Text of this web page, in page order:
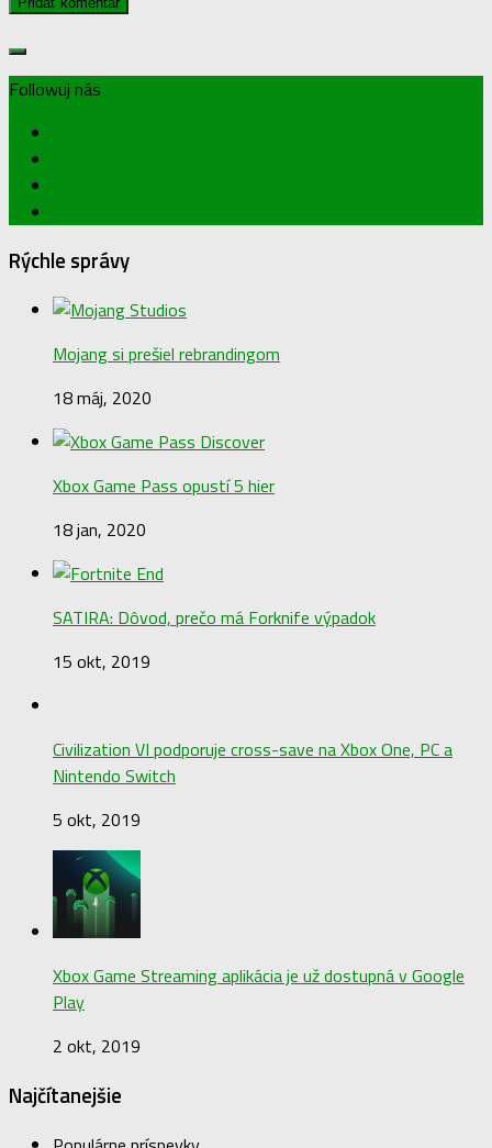
Followuj nás
Rýchle správy
Mojang si prešiel rebrandingom
18 máj, 2020
Xbox Game Pass opustí 5 hier
18 jan, 2020
SATIRA: Dôvod, prečo má Forknife výpadok
15 okt, 2019
Civilization VI podporuje cross-save na Xbox One, PC a
Nintendo Switch
5 okt, 2019
Xbox Game Streaming aplikácia je už dostupná v Google
Play
2 okt, 2019
Najčítanejšie